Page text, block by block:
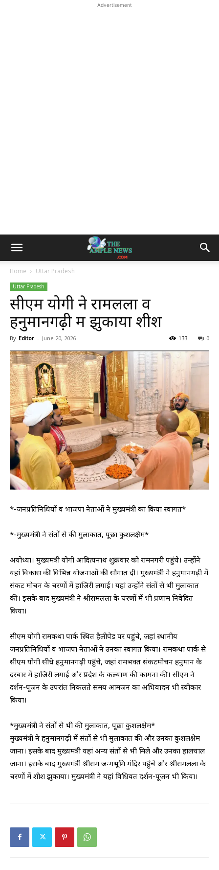
Advertisement
Home Uttar Pradesh
Uttar Pradesh
सीएम योगी ने रामलला व
हनुमानगढ़ी में झुकाया शीश
By Editor - June 20, 2026 0
133
*-जनप्रतिनिधियों व भाजपा नेताओं ने मुख्यमंत्री का किया स्वागत*
*-मुख्यमंत्री ने संतों से की मुलाकात, पूछा कुशलक्षेम*
अयोध्या। मुख्यमंत्री योगी आदित्यनाथ शुक्रवार को रामनगरी पहुंचे। उन्होंने
यहां विकास की विभिन्न योजनाओं की सौगात दी। मुख्यमंत्री ने हनुमानगढ़ी में
संकट मोचन के चरणों में हाजिरी लगाई। यहां उन्होंने संतों से भी मुलाकात
की। इसके बाद मुख्यमंत्री ने श्रीरामलला के चरणों में भी प्रणाम निवेदित
किया।
सीएम योगी रामकथा पार्क स्थित हैलीपेड पर पहुंचे, जहां स्थानीय
जनप्रतिनिधियों व भाजपा नेताओं ने उनका स्वागत किया। रामकथा पार्क से
सीएम योगी सीधे हनुमानगढ़ी पहुंचे, जहां रामभक्त संकटमोचन हनुमान के
दरबार में हाजिरी लगाई और प्रदेश के कल्याण की कामना की। सीएम ने
दर्शन-पूजन के उपरांत निकलते समय आमजन का अभिवादन भी स्वीकार
किया।
*मुख्यमंत्री ने संतों से भी की मुलाकात, पूछा कुशलक्षेम*
मुख्यमंत्री ने हनुमानगढ़ी में संतों से भी मुलाकात की और उनका कुशलक्षेम
जाना। इसके बाद मुख्यमंत्री यहां अन्य संतों से भी मिले और उनका हालचाल
जाना। इसके बाद मुख्यमंत्री श्रीराम जन्मभूमि मंदिर पहुंचे और श्रीरामलला के
चरणों में शीश झुकाया। मुख्यमंत्री ने यहां विधिवत दर्शन-पूजन भी किया।